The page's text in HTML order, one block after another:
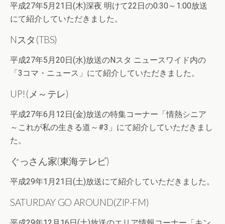
平成27年5月21日(木)深夜 明けて22日の0:30～1:00放送
にて紹介していただきました。
Nスタ(TBS)
平成27年5月20日(水)放送のNスタ ニュースワイド内の
「3コマ・ニュース」にて紹介していただきました。
UP!(メ～テレ)
平成27年6月12日(金)放送の特集コーナー「情熱シニア
～これが私の生きる道～#3」にて紹介していただきまし
た。
ぐっさん家(東海テレビ)
平成29年1月21日(土)放送にて紹介していただきました。
SATURDAY GO AROUND(ZIP-FM)